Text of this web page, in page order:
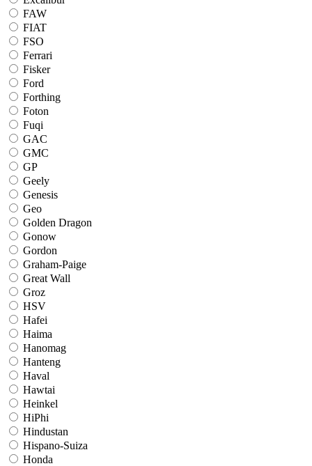
FAW
FIAT
FSO
Ferrari
Fisker
Ford
Forthing
Foton
Fuqi
GAC
GMC
GP
Geely
Genesis
Geo
Golden Dragon
Gonow
Gordon
Graham-Paige
Great Wall
Groz
HSV
Hafei
Haima
Hanomag
Hanteng
Haval
Hawtai
Heinkel
HiPhi
Hindustan
Hispano-Suiza
Honda